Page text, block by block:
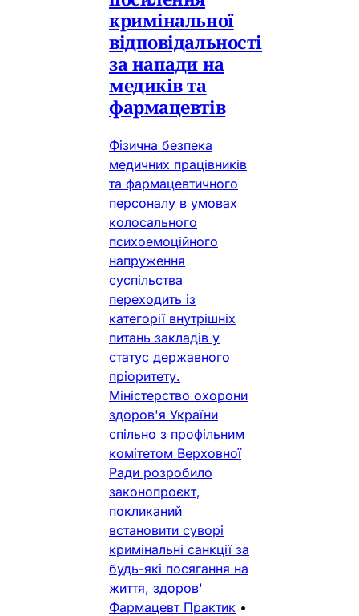
кримінальної
відповідальності
за напади на
медиків та
фармацевтів
Фізична безпека
медичних працівників
та фармацевтичного
персоналу в умовах
колосального
психоемоційного
напруження
суспільства
переходить із
категорії внутрішніх
питань закладів у
статус державного
пріоритету.
Міністерство охорони
здоров'я України
спільно з профільним
комітетом Верховної
Ради розробило
законопроєкт,
покликаний
встановити суворі
кримінальні санкції за
будь-які посягання на
життя, здоров'
Фармацевт Практик •